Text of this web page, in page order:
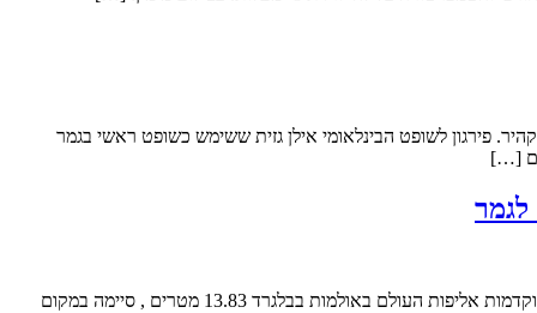
פירגון לשופט הבינלאומי אילן גזית ששימש כשופט ראשי בגמר
לגמר
מאת: הוועד האולימפי בישראל חנה קנייזבה מיננקו קופצת המשולשת האולימפית, שסיימה במקום השישי במשחקים האולימפיים בטוקיו, קפצה היום במוקדמות אליפות העולם באולמות בבלגרד 13.83 מטרים , סיימה במקום